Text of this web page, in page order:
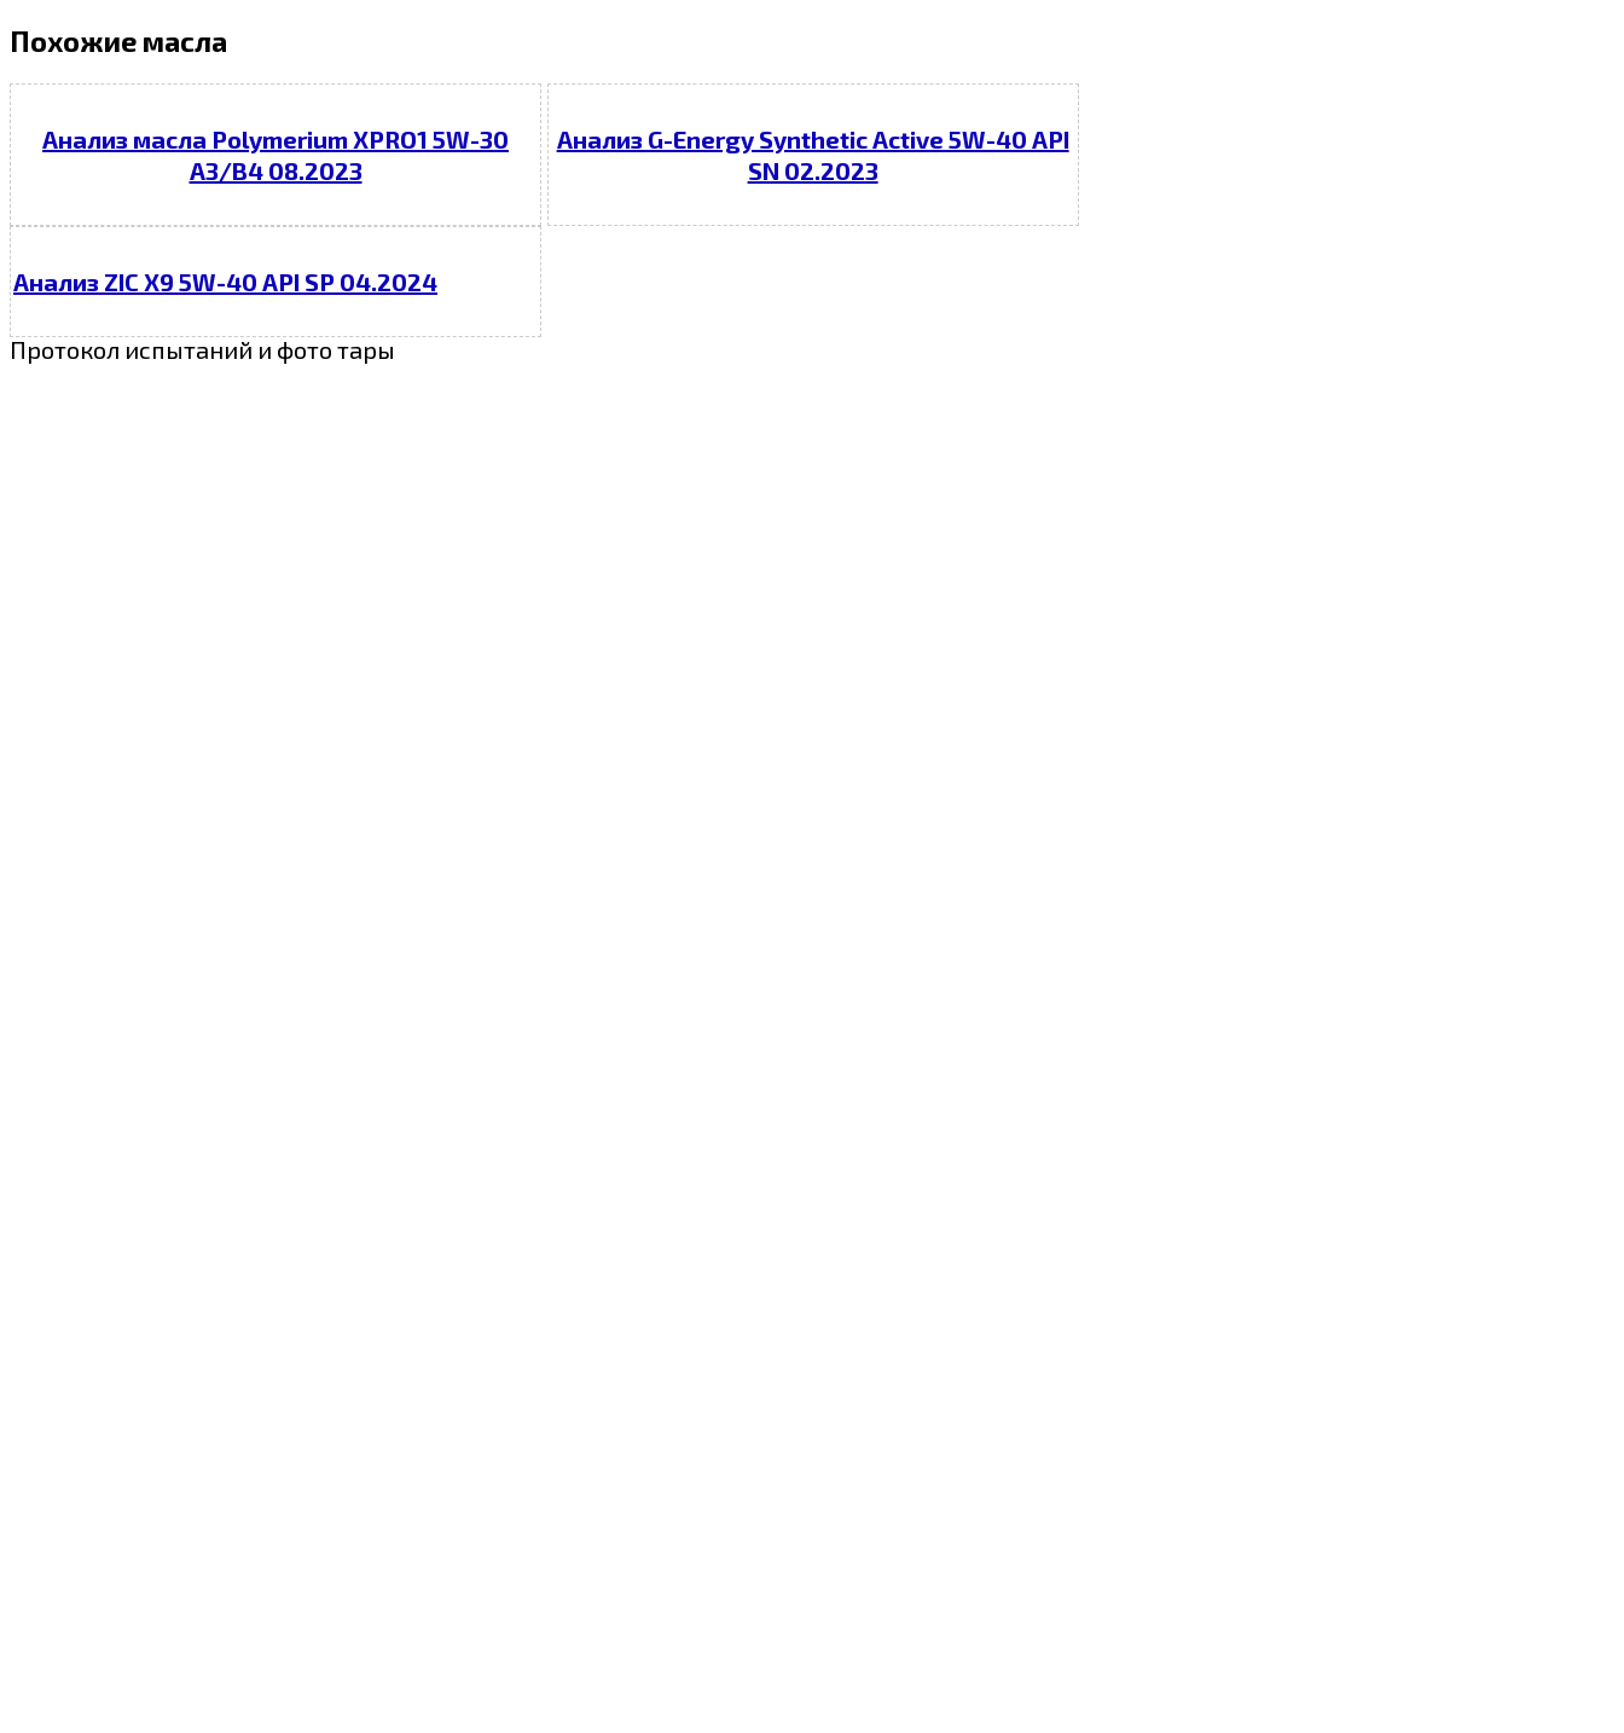
Похожие масла
Анализ масла Polymerium XPRO1 5W-30
A3/B4 08.2023
Анализ G-Energy Synthetic Active 5W-40 API
SN 02.2023
Анализ ZIC X9 5W-40 API SP 04.2024
Протокол испытаний и фото тары